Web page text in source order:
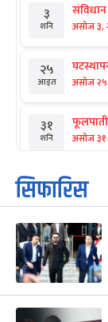
३
शनि असोज ३,
२५
आइत असोज
३१
शनि
फूलपाती
असोज
१
आइत
कार्तिक
कार्तिक १,
३
मंगल
महानवमी
कार्तिक
४
बुध कार्तिक
सिफारिस